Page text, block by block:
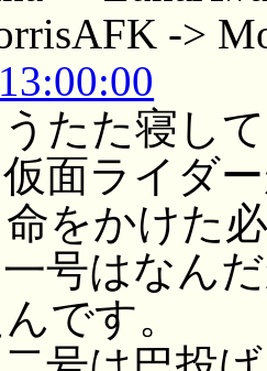
->
たた寝し
面ライダ
をかけた
号はなん
です。